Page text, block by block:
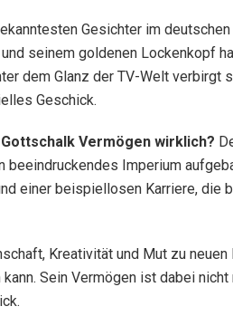
Gesichter im
seinem goldenen Lockenkopf
dem Glanz der TV-Welt verbirgt
Geschick.
Vermögen wirklich?
beeindruckendes Imperium
einer beispiellosen Karriere, die
Kreativität und Mut zu neuen
Sein Vermögen ist dabei